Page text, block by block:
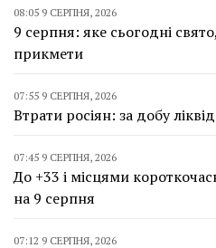
08:05 9 СЕРПНЯ, 2026
9 серпня: яке сьогодні
прикмети
07:55 9 СЕРПНЯ, 2026
Втрати росіян: за добу
07:45 9 СЕРПНЯ, 2026
До +33 і місцями
на 9 серпня
07:12 9 СЕРПНЯ, 2026